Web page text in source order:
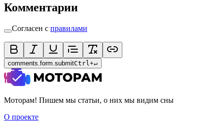
Комментарии
Согласен с правилами
comments.form.submitCtrl +↵
Моторам! Пишем мы статьи, о них мы видим сны
О проекте